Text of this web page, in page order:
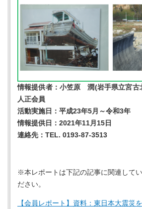
情報提供者：小笠原 潤(岩手県立宮
人正会員
活動実施日：平成23年5月～令和3年
情報提供日：2021年11月15日
連絡先：TEL. 0193-87-3513
※本レポートは下記の記事に関連して
ださい。
【会員レポート】資料：東日本大震災